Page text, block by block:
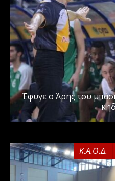
Έφυγε ο Άρης του
Κ.Α.Ο.Δ.